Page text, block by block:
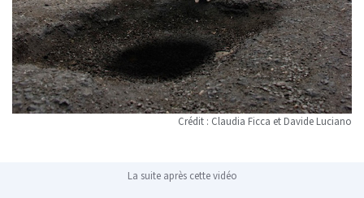
Crédit : Claudia Ficca et Davide Luciano
La suite après cette vidéo